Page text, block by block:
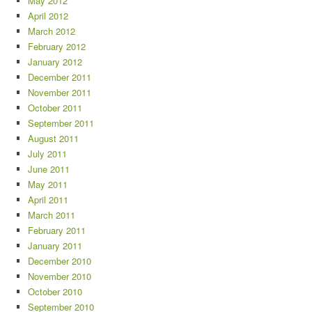
April 2012
March 2012
February 2012
January 2012
December 2011
November 2011
October 2011
September 2011
August 2011
July 2011
June 2011
May 2011
April 2011
March 2011
February 2011
January 2011
December 2010
November 2010
October 2010
September 2010